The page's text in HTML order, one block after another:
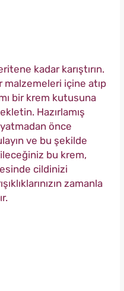
kadar karıştırın.
içine atıp
bir krem kutusuna
Hazırlamış
önce
ve bu şekilde
bu krem,
cildinizi
zamanla